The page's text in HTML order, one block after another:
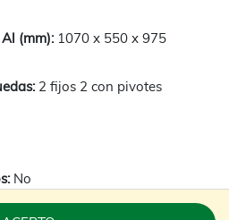
1070 x 550 x 975
2 fijos 2 con pivotes
No